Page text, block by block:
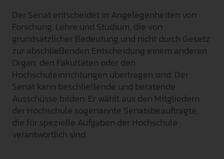
INTERNATIONAL
GEBÄRDENSPRACHE
LEICHTE SPRACHE
Der Senat entscheidet in Angelegenheiten von
Forschung, Lehre und Studium, die von
grundsätzlicher Bedeutung und nicht durch Gesetz
zur abschließenden Entscheidung einem anderen
Organ, den Fakultäten oder den
Hochschuleinrichtungen übertragen sind. Der
Senat kann beschließende und beratende
Ausschüsse bilden. Er wählt aus den Mitgliedern
der Hochschule sogenannte Senatsbeauftragte,
die für spezielle Aufgaben der Hochschule
verantwortlich sind.